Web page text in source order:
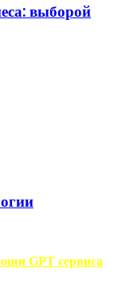
выборой
GPT сервиса